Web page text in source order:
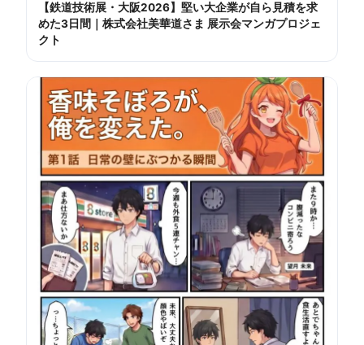
【鉄道技術展・大阪2026】堅い大企業が自ら見積を求
めた3日間｜株式会社美華道さま 展示会マンガプロジェ
クト